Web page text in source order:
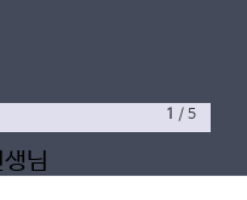
1 /5